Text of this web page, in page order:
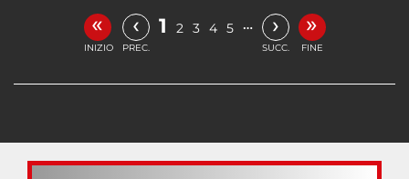
«
INIZIO
‹
PREC.
1 2 3 4 5 … ›
SUCC.
»
FINE